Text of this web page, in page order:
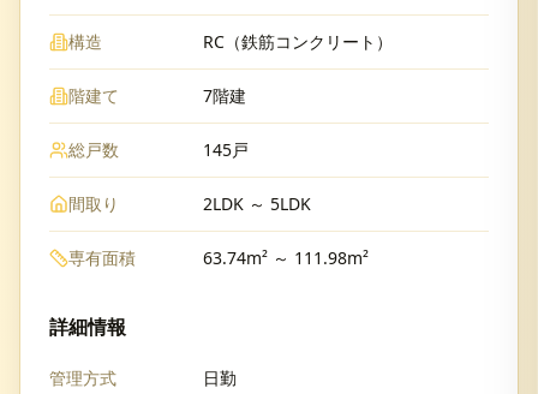
構造 RC（鉄筋コンクリート）
階建て 7階建
総戸数 145戸
間取り 2LDK ～ 5LDK
専有面積 63.74m² ～ 111.98m²
詳細情報
管理方式 日勤